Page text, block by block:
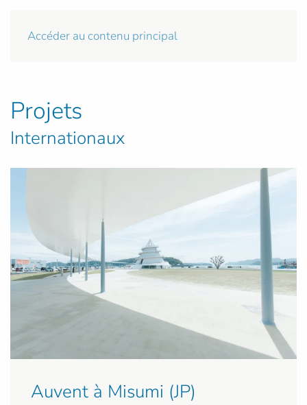
Accéder au contenu principal
Projets
Internationaux
Auvent à Misumi (JP)